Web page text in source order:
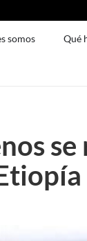
somos Qué